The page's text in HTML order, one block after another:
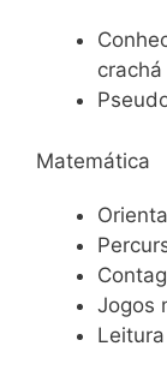
Matemática
Jogos